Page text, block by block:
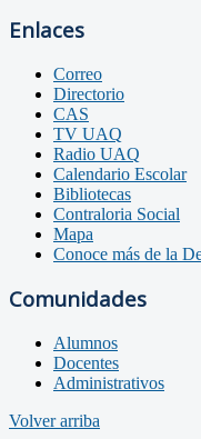
Enlaces
Correo
Directorio
CAS
TV UAQ
Radio UAQ
Calendario Escolar
Bibliotecas
Contraloria Social
Mapa
Conoce más de la
Comunidades
Alumnos
Docentes
Administrativos
Volver arriba